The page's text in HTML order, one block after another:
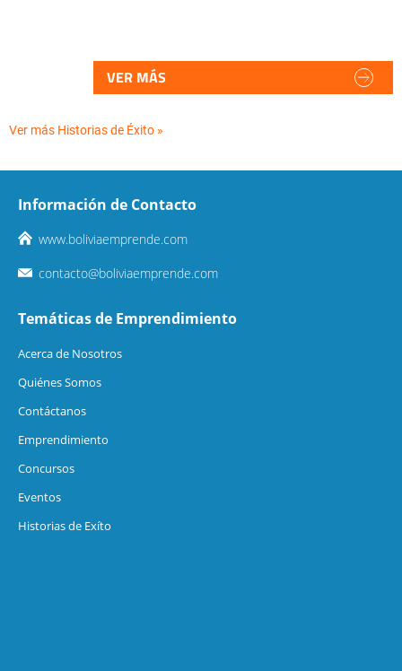
VER MÁS
Ver más Historias de Éxito »
Información de Contacto
www.boliviaemprende.com
contacto@boliviaemprende.com
Temáticas de Emprendimiento
Acerca de Nosotros
Quiénes Somos
Contáctanos
Emprendimiento
Concursos
Eventos
Historias de Exíto